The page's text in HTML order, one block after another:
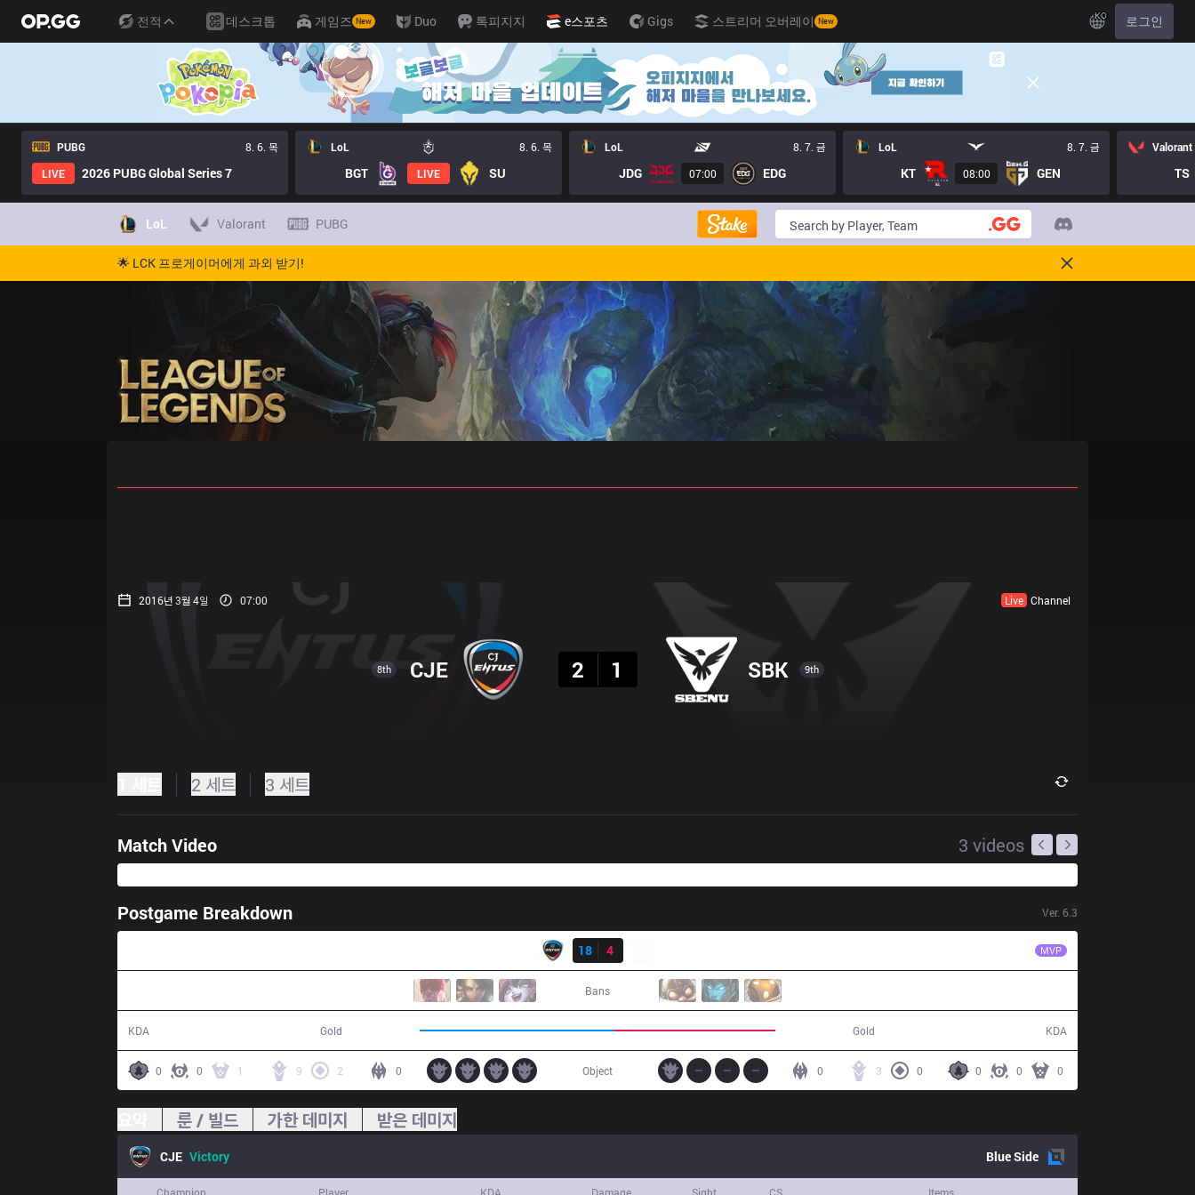
전적 데스크톱 게임즈 New Duo 톡피지지 e스포츠 Gigs 스트리머 오버레이 New KO 로그인
PUBG
8. 6. 목
LIVE
2026 PUBG Global Series 7
LoL 8. 6. 목
BGT LIVE SU
LoL 8. 7. 금
JDG 07:00 EDG
LoL 8. 7. 금
KT 08:00 GEN
Valorant
TS
LoL Valorant PUBG
🌟 LCK 프로게이머에게 과외 받기!
2016년 3월 4일 07:00 Live Channel
8th CJE
2
1 SBK 9th
2 세트 3 세트
Match Video 3 videos
Postgame Breakdown Ver. 6.3
18
4 MVP
Bans
KDA Gold Gold KDA
0 0 1 9 2 0 0 0 0
3 0
0
Object
룬 / 빌드 가한 데미지 받은 데미지
CJE Victory BlueSide